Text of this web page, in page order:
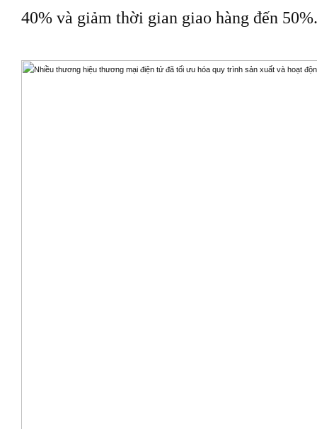
40% và giảm thời gian giao hàng đến 50%.